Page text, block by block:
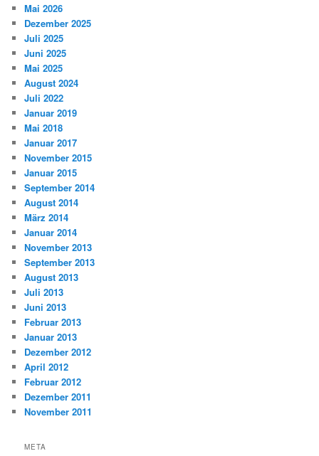
Mai 2026
Dezember 2025
Juli 2025
Juni 2025
Mai 2025
August 2024
Juli 2022
Januar 2019
Mai 2018
Januar 2017
November 2015
Januar 2015
September 2014
August 2014
März 2014
Januar 2014
November 2013
September 2013
August 2013
Juli 2013
Juni 2013
Februar 2013
Januar 2013
Dezember 2012
April 2012
Februar 2012
Dezember 2011
November 2011
META